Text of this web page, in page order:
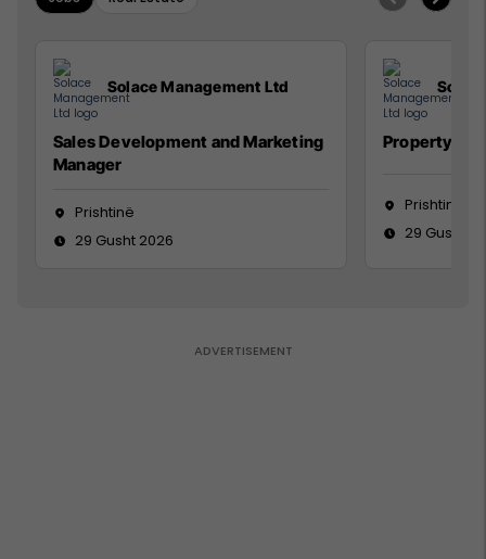
Solace Management Ltd
Sales Development and Marketing
Manager
Prishtinë
29 Gusht 2026
Property
Prishtinë
29 Gusht